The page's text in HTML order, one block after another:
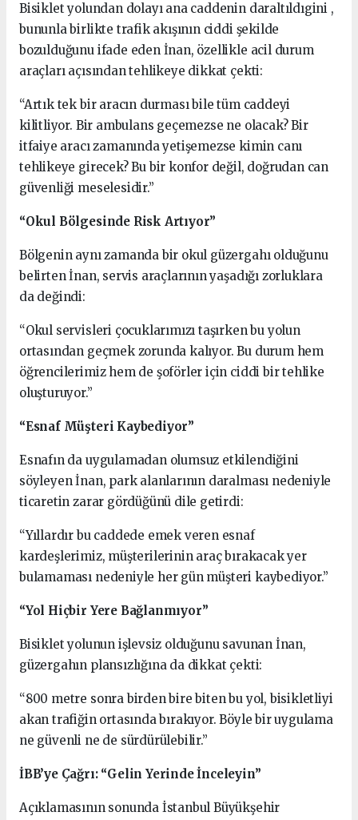
Bisiklet yolundan dolayı ana caddenin daraltıldıgini ,
bununla birlikte trafik akışının ciddi şekilde
bozulduğunu ifade eden İnan, özellikle acil durum
araçları açısından tehlikeye dikkat çekti:
“Artık tek bir aracın durması bile tüm caddeyi
kilitliyor. Bir ambulans geçemezse ne olacak? Bir
itfaiye aracı zamanında yetişemezse kimin canı
tehlikeye girecek? Bu bir konfor değil, doğrudan can
güvenliği meselesidir.”
“Okul Bölgesinde Risk Artıyor”
Bölgenin aynı zamanda bir okul güzergahı olduğunu
belirten İnan, servis araçlarının yaşadığı zorluklara
da değindi:
“Okul servisleri çocuklarımızı taşırken bu yolun
ortasından geçmek zorunda kalıyor. Bu durum hem
öğrencilerimiz hem de şoförler için ciddi bir tehlike
oluşturuyor.”
“Esnaf Müşteri Kaybediyor”
Esnafın da uygulamadan olumsuz etkilendiğini
söyleyen İnan, park alanlarının daralması nedeniyle
ticaretin zarar gördüğünü dile getirdi:
“Yıllardır bu caddede emek veren esnaf
kardeşlerimiz, müşterilerinin araç bırakacak yer
bulamaması nedeniyle her gün müşteri kaybediyor.”
“Yol Hiçbir Yere Bağlanmıyor”
Bisiklet yolunun işlevsiz olduğunu savunan İnan,
güzergahın plansızlığına da dikkat çekti:
“800 metre sonra birden bire biten bu yol, bisikletliyi
akan trafiğin ortasında bırakıyor. Böyle bir uygulama
ne güvenli ne de sürdürülebilir.”
İBB’ye Çağrı: “Gelin Yerinde İnceleyin”
Açıklamasının sonunda İstanbul Büyükşehir